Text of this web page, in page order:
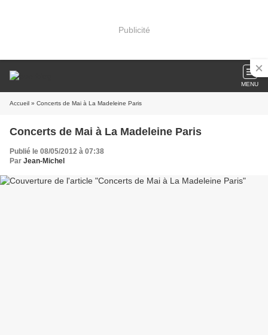
Publicité
MENU
Accueil » Concerts de Mai à La Madeleine Paris
Concerts de Mai à La Madeleine Paris
Publié le 08/05/2012 à 07:38
Par Jean-Michel